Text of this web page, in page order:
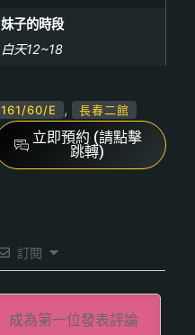
妹子的時段
白天12~18
161/60/E , 長春二館
立即預約 (請點擊
跳轉)
訂閱